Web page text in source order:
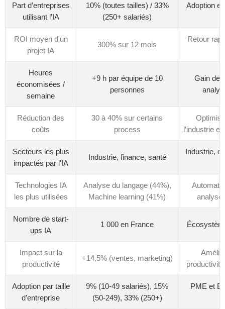
Part d’entreprises
utilisant l’IA
10% (toutes tailles) / 33%
(250+ salariés)
Adoption
ROI moyen d'un
projet IA
300% sur 12 mois
Retour
Heures
économisées /
semaine
+9 h par équipe de 10
personnes
Gain de
Réduction des
coûts
30 à 40% sur certains
process
l’industrie
Secteurs les plus
impactés par l'IA
Industrie, finance, santé
Industrie,
Technologies IA
les plus utilisées
Analyse du langage (44%),
Machine learning (41%)
analyse
Nombre de start-
ups IA
1 000 en France
Impact sur la
productivité
+14,5% (ventes, marketing)
Adoption par taille
d’entreprise
9% (10-49 salariés), 15%
(50-249), 33% (250+)
PME et